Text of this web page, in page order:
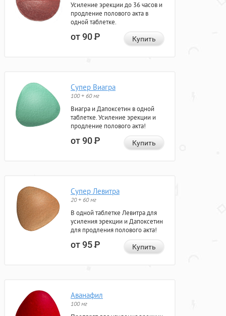
Усиление эрекции до 36 часов и
продление полового акта в
одной таблетке.
от 90Р Купить
Супер Виагра
100 + 60 мг
Виагра и Дапоксетин в одной
таблетке. Усиление эрекции и
продление полового акта!
от 90Р Купить
Супер Левитра
20 + 60 мг
В одной таблетке Левитра для
усиления эрекции и Дапоксетин
для продления полового акта!
от 95Р Купить
Аванафил
100 мг